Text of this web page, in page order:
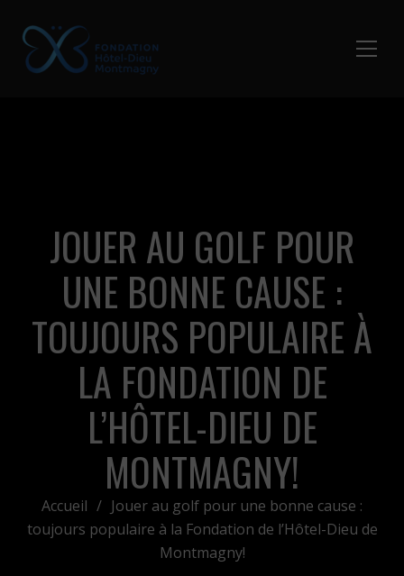
JOUER AU GOLF POUR
UNE BONNE CAUSE :
TOUJOURS POPULAIRE À
LA FONDATION DE
L’HÔTEL-DIEU DE
MONTMAGNY!
Accueil / Jouer au golf pour une bonne cause :
toujours populaire à la Fondation de l’Hôtel-Dieu de
Montmagny!